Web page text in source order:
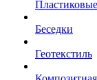
Беседки
Геотекстиль